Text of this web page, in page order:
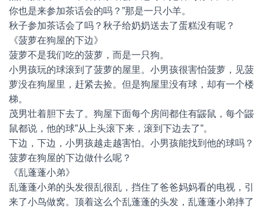
你也是来参加茶话会的吗？”那是一只小羊。
秋子参加茶话会了吗？秋子给奶奶送去了蛋糕没有呢？
《菠萝在狗屋的下边》
菠萝不是我们吃的菠萝，而是一只狗。
小男孩玩的球滚到了菠萝的屋里。小男孩很害怕菠萝，见菠
萝没在狗屋里，赶紧去捡。但是狗屋里没有球，却有一个楼
梯。
茂男壮着胆下去了。狗屋下面每个房间都住有鼹鼠，每个鼹
鼠都说，他的球”从上头滚下来，滚到下边去了”。
下边，下边，小男孩越走越害怕。小男孩能找到他的球吗？
菠萝在狗屋的下边做什么呢？
《乱蓬蓬小弟》
乱蓬蓬小弟的头发很乱很乱，挡住了爸爸妈妈看的电视，引
来了小鸟做窝。顶着这么个乱蓬蓬的头发，乱蓬蓬小弟摔了